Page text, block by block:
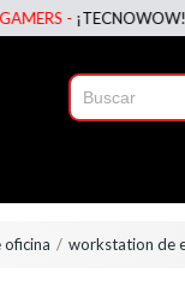
-¡TECNOWOW! LA
workstation de